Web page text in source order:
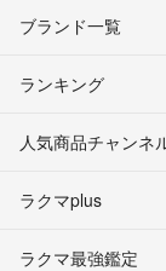
ブランド一覧
ランキング
人気商品チャンネ
ラクマplus
ラクマ最強鑑定